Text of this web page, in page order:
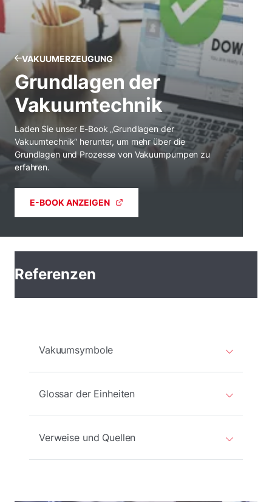
VAKUUMERZEUGUNG
Grundlagen der
Vakuumtechnik
Laden Sie unser E-Book „Grundlagen der
Vakuumtechnik“ herunter, um mehr über die
Grundlagen und Prozesse von Vakuumpumpen zu
erfahren.
E-BOOK ANZEIGEN
Referenzen
Vakuumsymbole
Glossar der Einheiten
Verweise und Quellen